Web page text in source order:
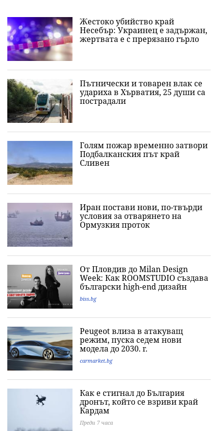
Жестоко убийство край
Несебър: Украинец е задържан,
жертвата е с прерязано гърло
Пътнически и товарен влак се
удариха в Хърватия, 25 души са
пострадали
Голям пожар временно затвори
Подбалканския път край
Сливен
Иран постави нови, по-твърди
условия за отварянето на
Ормузкия проток
От Пловдив до Milan Design
Week: Как ROOMSTUDIO създава
български high-end дизайн
biss.bg
Peugeot влиза в атакуващ
режим, пуска седем нови
модела до 2030. г.
carmarket.bg
Как е стигнал до България
дронът, който се взриви край
Кардам
Преди 7 часа